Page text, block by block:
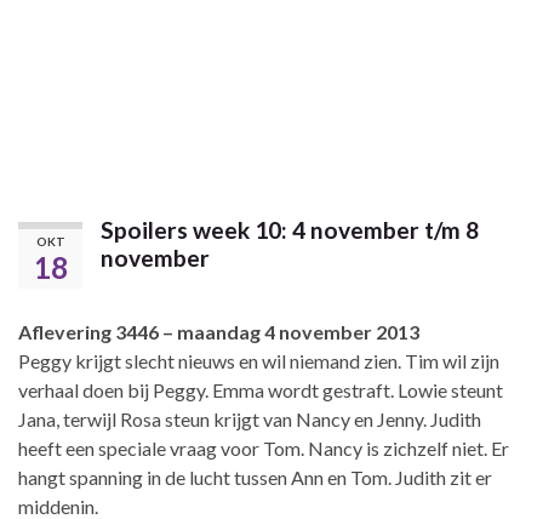
OKT
18
Spoilers week 10: 4 november t/m 8
november
Aflevering 3446 – maandag 4 november 2013
Peggy krijgt slecht nieuws en wil niemand zien. Tim wil zijn
verhaal doen bij Peggy. Emma wordt gestraft. Lowie steunt
Jana, terwijl Rosa steun krijgt van Nancy en Jenny. Judith
heeft een speciale vraag voor Tom. Nancy is zichzelf niet. Er
hangt spanning in de lucht tussen Ann en Tom. Judith zit er
middenin.